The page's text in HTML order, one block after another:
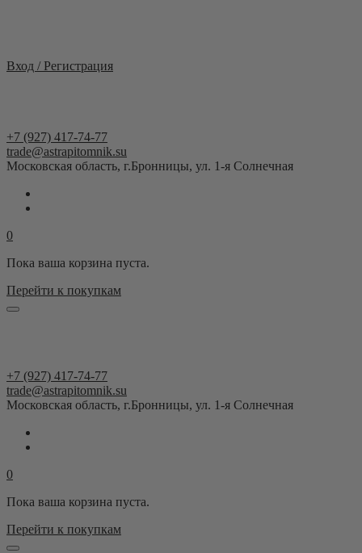
Вход / Регистрация
+7 (927) 417-74-77
trade@astrapitomnik.su
Московская область, г.Бронницы, ул. 1-я Солнечная
0
Пока ваша корзина пуста.
Перейти к покупкам
+7 (927) 417-74-77
trade@astrapitomnik.su
Московская область, г.Бронницы, ул. 1-я Солнечная
0
Пока ваша корзина пуста.
Перейти к покупкам